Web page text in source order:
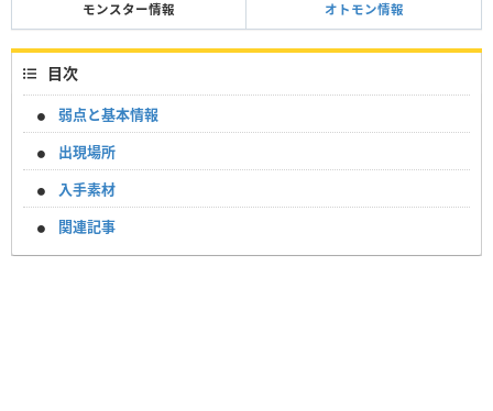
モンスター情報 オトモン情報
目次
弱点と基本情報
出現場所
入手素材
関連記事